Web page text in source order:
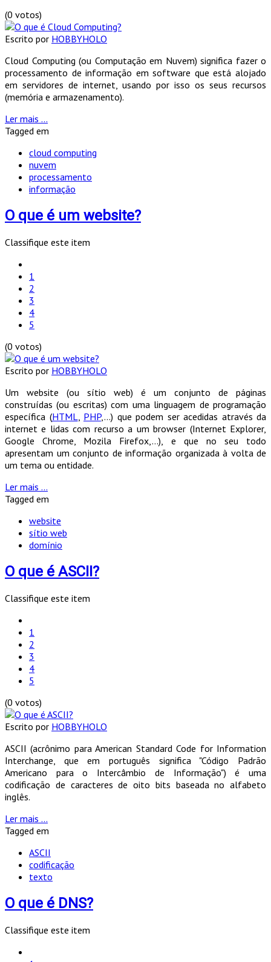
(0 votos)
Escrito por HOBBYHOLO
Cloud Computing (ou Computação em Nuvem) significa fazer o
processamento de informação em software que está alojado
em servidores de internet, usando por isso os seus recursos
(memória e armazenamento).
Ler mais ...
Tagged em
cloud computing
nuvem
processamento
informação
O que é um website?
Classifique este item
1
2
3
4
5
(0 votos)
Escrito por HOBBYHOLO
Um website (ou sítio web) é um conjunto de páginas
construídas (ou escritas) com uma linguagem de programação
específica (HTML PHP,…) que podem ser acedidas através da
internet e lidas com recurso a um browser (Internet Explorer,
Google Chrome, Mozila Firefox,…), e que no seu todo
apresentam um conjunto de informação organizada à volta de
um tema ou entidade.
Ler mais ...
Tagged em
website
sítio web
domínio
O que é ASCII?
Classifique este item
1
2
3
4
5
(0 votos)
Escrito por HOBBYHOLO
ASCII (acrônimo para American Standard Code for Information
Interchange, que em português significa "Código Padrão
Americano para o Intercâmbio de Informação") é uma
codificação de caracteres de oito bits baseada no alfabeto
inglês.
Ler mais ...
Tagged em
ASCII
codificação
texto
O que é DNS?
Classifique este item